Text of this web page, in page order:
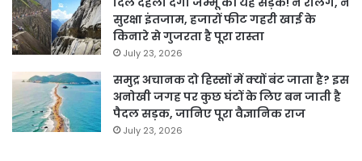
सुरक्षा इंतजाम, हजारों फीट गहरी खाई के
किनारे से गुजरता है पूरा रास्ता
July 23, 2026
समुद्र अचानक दो हिस्सों में क्यों बंट जाता है? इस
अनोखी जगह पर कुछ घंटों के लिए बन जाती है
पैदल सड़क, जानिए पूरा वैज्ञानिक राज
July 23, 2026